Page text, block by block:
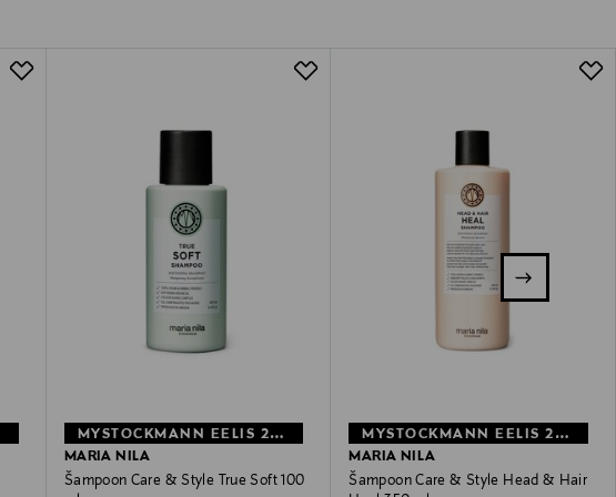
MYSTOCKMANN EELIS 25%
MARIA NILA
Šampoon Care & Style True Soft 100
MYSTOCKMANN EELIS 27%
MARIA NILA
Šampoon Care & Style Head & Hair